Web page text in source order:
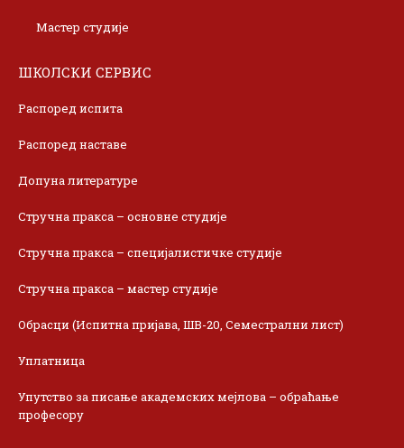
Мастер студије
ШКОЛСКИ СЕРВИС
Распоред испита
Распоред наставе
Допуна литературе
Стручна пракса – основне студије
Стручна пракса – специјалистичке студије
Стручна пракса – мастер студије
Обрасци (Испитна пријава, ШВ-20, Семестрални лист)
Уплатница
Упутство за писање академских мејлова – обраћање
професору